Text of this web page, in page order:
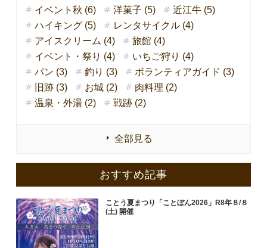
イベント秋 (6)
洋菓子 (5)
近江牛 (5)
ハイキング (5)
レンタサイクル (4)
アイスクリーム (4)
旅館 (4)
イベント・祭り (4)
いちご狩り (4)
パン (3)
釣り (3)
ボランティアガイド (3)
旧跡 (3)
お城 (2)
肉料理 (2)
温泉・外湯 (2)
戦跡 (2)
全部見る
おすすめ記事
ことう夏まつり「ことぼん2026」R8年８/８
(土) 開催